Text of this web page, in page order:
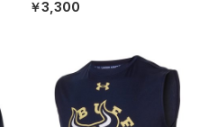
ースボール/BOYS）
￥3,300